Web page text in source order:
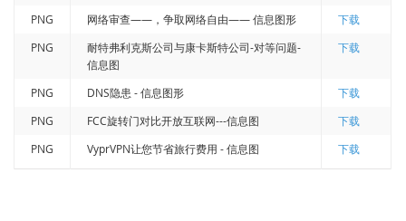
PNG 网络审查——，争取网络自由—— 信息图形
下载
PNG
耐特弗利克斯公司与康卡斯特公司-对等问题-
信息图
下载
PNG DNS隐患 - 信息图形
下载
PNG
FCC旋转门对比开放互联网---信息图
下载
PNG
VyprVPN让您节省旅行费用 - 信息图 下载